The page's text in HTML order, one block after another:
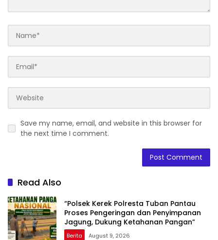
Save my name, email, and website in this browser for
the next time I comment.
Read Also
“Polsek Kerek Polresta Tuban Pantau
Proses Pengeringan dan Penyimpanan
Jagung, Dukung Ketahanan Pangan”
Berita August 9, 2026